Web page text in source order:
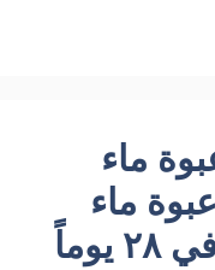
حصان ١٢٠ عبوة ماء
كم عبوة ماء
يشرب هذا الحصان في ٢٨ يوماً